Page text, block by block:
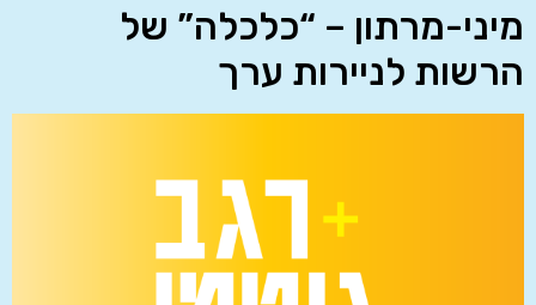
מיני-מרתון – “כלכלה” של
הרשות לניירות ערך